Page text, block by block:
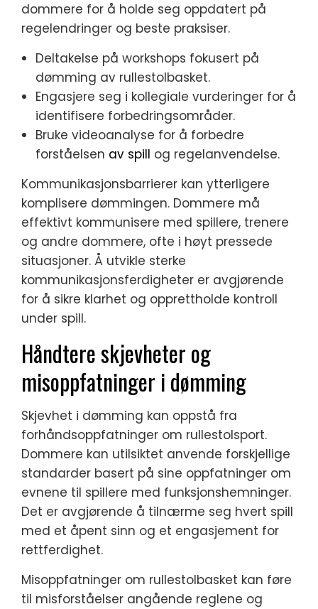
dommere for å holde seg oppdatert på
regelendringer og beste praksiser.
Deltakelse på workshops fokusert på
dømming av rullestolbasket.
Engasjere seg i kollegiale vurderinger for å
identifisere forbedringsområder.
Bruke videoanalyse for å forbedre
forståelsen av spill og regelanvendelse.
Kommunikasjonsbarrierer kan ytterligere
komplisere dømmingen. Dommere må
effektivt kommunisere med spillere, trenere
og andre dommere, ofte i høyt pressede
situasjoner. Å utvikle sterke
kommunikasjonsferdigheter er avgjørende
for å sikre klarhet og opprettholde kontroll
under spill.
Håndtere skjevheter og
misoppfatninger i dømming
Skjevhet i dømming kan oppstå fra
forhåndsoppfatninger om rullestolsport.
Dommere kan utilsiktet anvende forskjellige
standarder basert på sine oppfatninger om
evnene til spillere med funksjonshemninger.
Det er avgjørende å tilnærme seg hvert spill
med et åpent sinn og et engasjement for
rettferdighet.
Misoppfatninger om rullestolbasket kan føre
til misforståelser angående reglene og